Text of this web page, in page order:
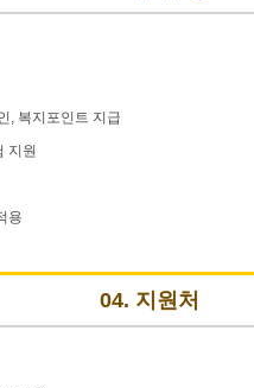
, 복지포인트 지급
지원
용
04. 지원처